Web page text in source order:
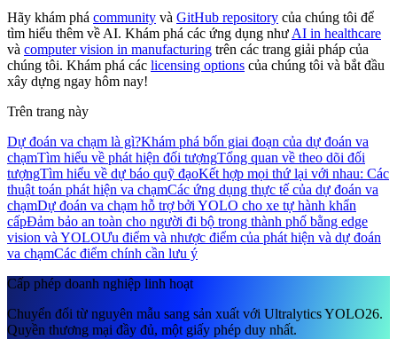
Hãy khám phá community và GitHub repository của chúng tôi để
tìm hiểu thêm về AI. Khám phá các ứng dụng như AI in healthcare
và computer vision in manufacturing trên các trang giải pháp của
chúng tôi. Khám phá các licensing options của chúng tôi và bắt đầu
xây dựng ngay hôm nay!
Trên trang này
Dự đoán va chạm là gì?Khám phá bốn giai đoạn của dự đoán va
chạmTìm hiểu về phát hiện đối tượngTổng quan về theo dõi đối
tượngTìm hiểu về dự báo quỹ đạoKết hợp mọi thứ lại với nhau: Các
thuật toán phát hiện va chạmCác ứng dụng thực tế của dự đoán va
chạmDự đoán va chạm hỗ trợ bởi YOLO cho xe tự hành khẩn
cấpĐảm bảo an toàn cho người đi bộ trong thành phố bằng edge
vision và YOLOƯu điểm và nhược điểm của phát hiện và dự đoán
va chạmCác điểm chính cần lưu ý
Cấp phép doanh nghiệp linh hoạt
Chuyển đổi từ nguyên mẫu sang sản xuất với Ultralytics YOLO26.
Quyền thương mại đầy đủ, một giấy phép duy nhất.